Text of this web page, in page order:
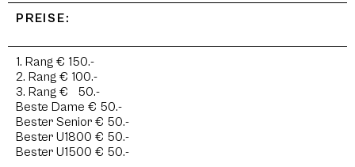
PREISE:
1. Rang € 150.-
2. Rang € 100.-
3. Rang € 50.-
Beste Dame € 50.-
Bester Senior € 50.-
Bester U1800 € 50.-
Bester U1500 € 50.-